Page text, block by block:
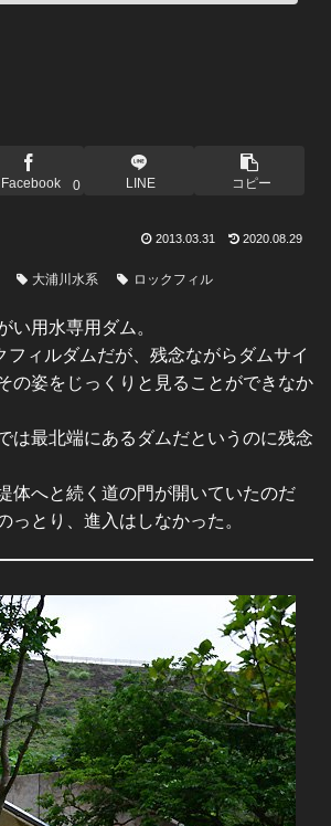
Facebook 0 LINE コピー
2013.03.31 2020.08.29
大浦川水系 ロックフィル
い用水専用ダム。
フィルダムだが、残念ながらダムサイ
の姿をじっくりと見ることができなか
は最北端にあるダムだというのに残念
体へと続く道の門が開いていたのだ
っとり、進入はしなかった。